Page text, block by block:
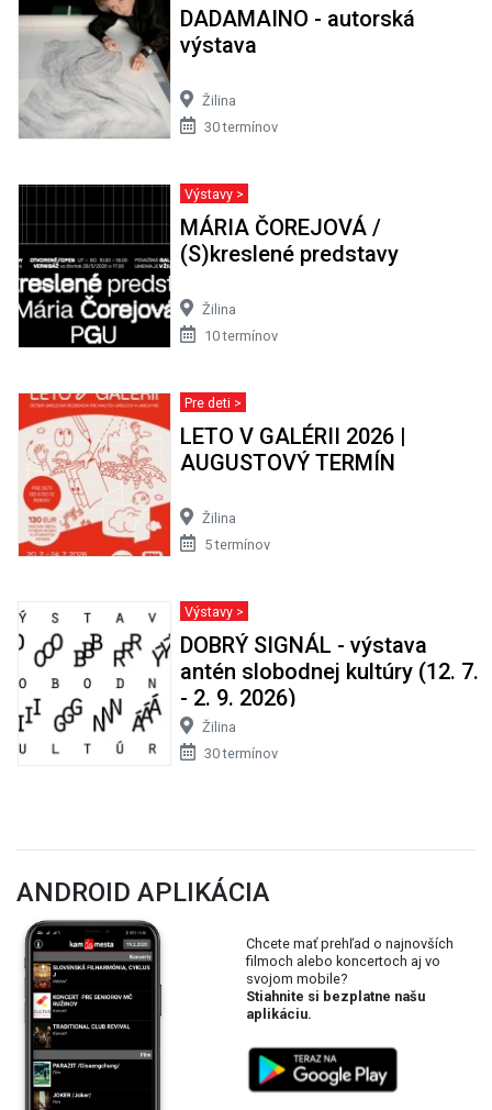
DADAMAINO - autorská
výstava
Žilina
30 termínov
Výstavy >
MÁRIA ČOREJOVÁ /
(S)kreslené predstavy
Žilina
10 termínov
Pre deti >
LETO V GALÉRII 2026 |
AUGUSTOVÝ TERMÍN
Žilina
5 termínov
Výstavy >
DOBRÝ SIGNÁL - výstava
antén slobodnej kultúry (12. 7.
- 2. 9. 2026)
Žilina
30 termínov
ANDROID APLIKÁCIA
Chcete mať prehľad o najnovších
filmoch alebo koncertoch aj vo
svojom mobile?
Stiahnite si bezplatne našu
aplikáciu.